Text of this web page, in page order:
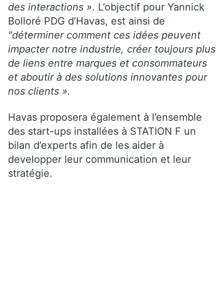
des interactions ». L’objectif pour Yannick
Bolloré PDG d’Havas, est ainsi de
"déterminer comment ces idées peuvent
impacter notre industrie, créer toujours plus
de liens entre marques et consommateurs
et aboutir à des solutions innovantes pour
nos clients ».
Havas proposera également à l’ensemble
des start-ups installées à STATION F un
bilan d’experts afin de les aider à
developper leur communication et leur
stratégie.